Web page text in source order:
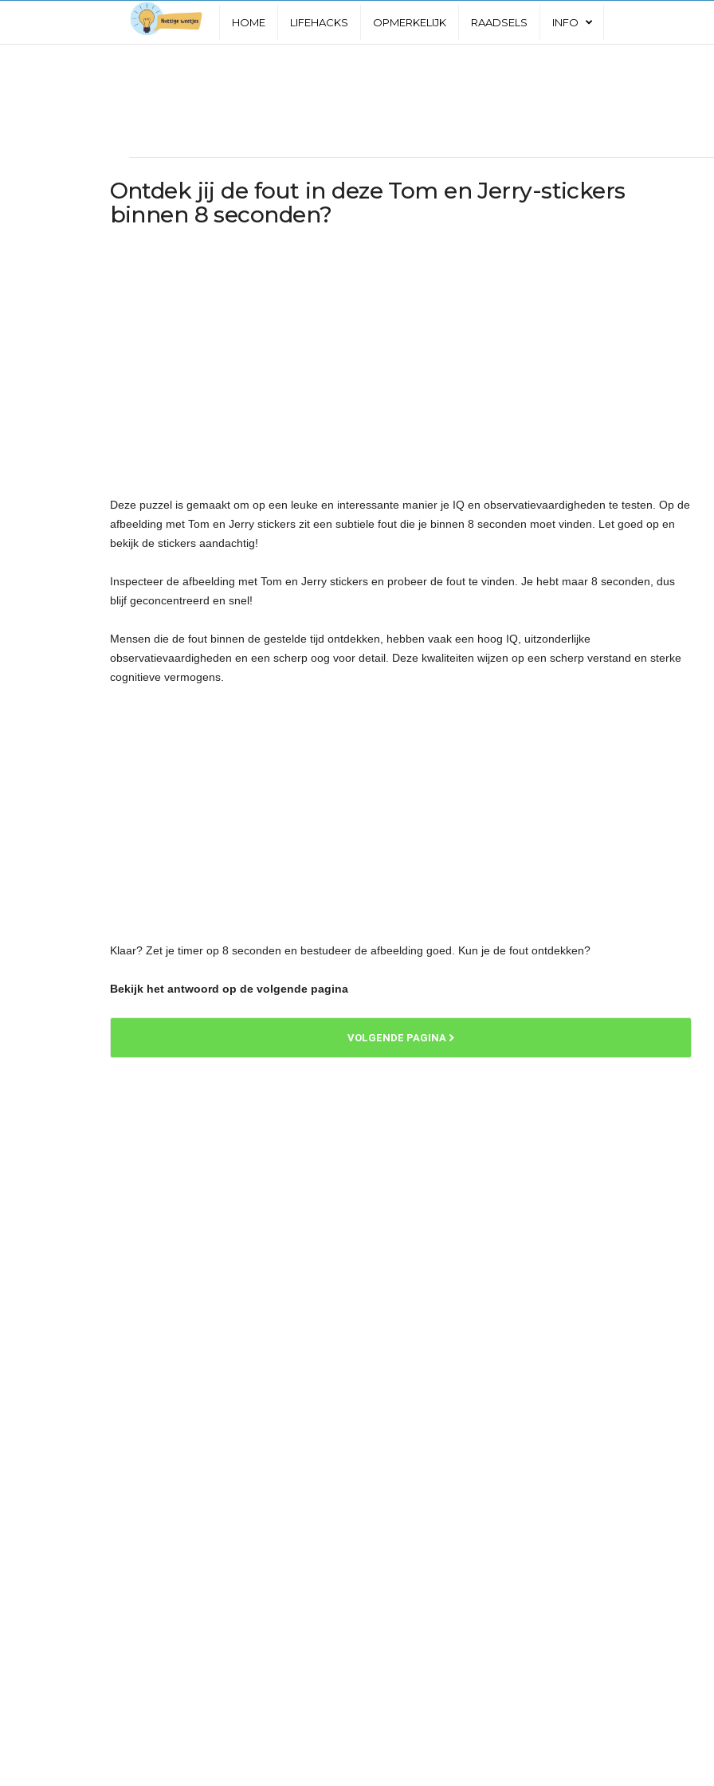
i
g
HOME LIFEHACKS OPMERKELIJK RAADSELS INFO
Ontdek jij de fout in deze Tom en Jerry-stickers
binnen 8 seconden?
Deze puzzel is gemaakt om op een leuke en interessante manier je IQ en observatievaardigheden te testen. Op de
afbeelding met Tom en Jerry stickers zit een subtiele fout die je binnen 8 seconden moet vinden. Let goed op en
bekijk de stickers aandachtig!
Inspecteer de afbeelding met Tom en Jerry stickers en probeer de fout te vinden. Je hebt maar 8 seconden, dus
blijf geconcentreerd en snel!
Mensen die de fout binnen de gestelde tijd ontdekken, hebben vaak een hoog IQ, uitzonderlijke
observatievaardigheden en een scherp oog voor detail. Deze kwaliteiten wijzen op een scherp verstand en sterke
cognitieve vermogens.
Klaar? Zet je timer op 8 seconden en bestudeer de afbeelding goed. Kun je de fout ontdekken?
Bekijk het antwoord op de volgende pagina
VOLGENDE PAGINA